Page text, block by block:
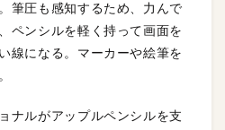
筆圧も感知するため、力んで
ペンシルを軽く持って画面を
線になる。マーカーや絵筆を
ナルがアップルペンシルを支